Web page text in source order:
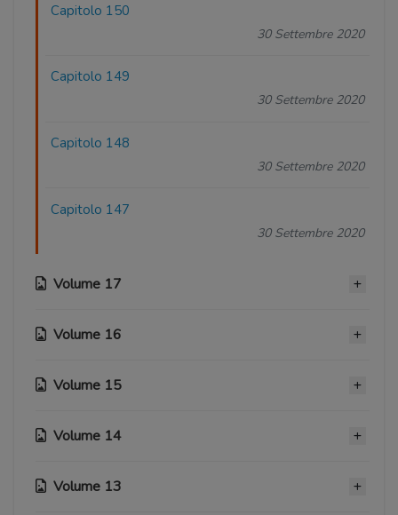
Capitolo 150
30 Settembre 2020
Capitolo 149
30 Settembre 2020
Capitolo 148
30 Settembre 2020
Capitolo 147
30 Settembre 2020
Volume 17
Capitolo 146
30 Settembre 2020
Volume 16
Capitolo 137
30 Settembre 2020
Volume 15
Capitolo 128
Volume 14
Capitolo 119
Volume 13